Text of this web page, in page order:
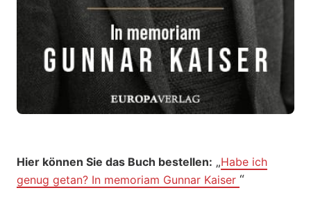
Hier können Sie das Buch bestellen: „Habe ich
genug getan? In memoriam Gunnar Kaiser “